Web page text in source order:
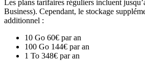
Les plans tarifaires réguliers incluent
Business). Cependant, le stockage
additionnel :
10 Go 60€ par an
100 Go 144€ par an
1 To 348€ par an